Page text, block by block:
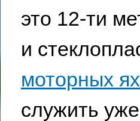
это 12-ти
и
моторных
служить